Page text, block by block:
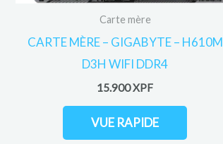
Carte mère
CARTE MÈRE – GIGABYTE – H610M
D3H WIFI DDR4
15.900XPF
VUE RAPIDE